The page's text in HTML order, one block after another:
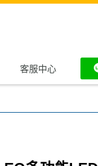
客服中心